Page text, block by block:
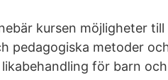
kursen möjligheter
pedagogiska metoder
för barn